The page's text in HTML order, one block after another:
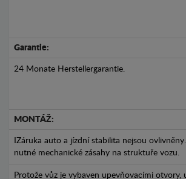
Garantie:
24 Monate Herstellergarantie.
MONTÁŽ:
IZáruka auto a jízdní stabilita nejsou
nutné mechanické zásahy na struktuře vozu.
Protože vůz je vybaven upevňovacími otvory,